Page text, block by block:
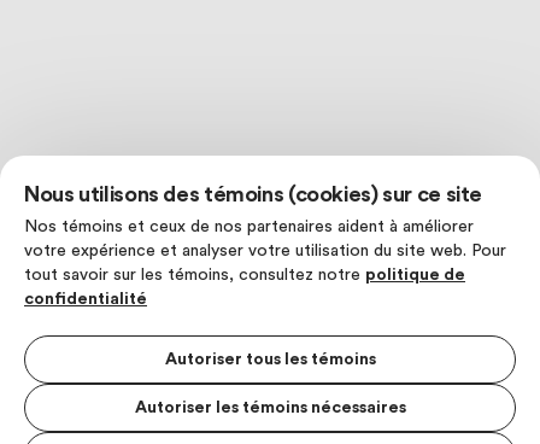
Nous utilisons des témoins (cookies) sur ce site
Nos témoins et ceux de nos partenaires aident à améliorer
votre expérience et analyser votre utilisation du site web. Pour
tout savoir sur les témoins, consultez notre politique de
confidentialité
Autoriser tous les témoins
Autoriser les témoins nécessaires